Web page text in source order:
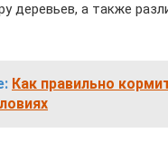
деревьев, а также
Как правильно